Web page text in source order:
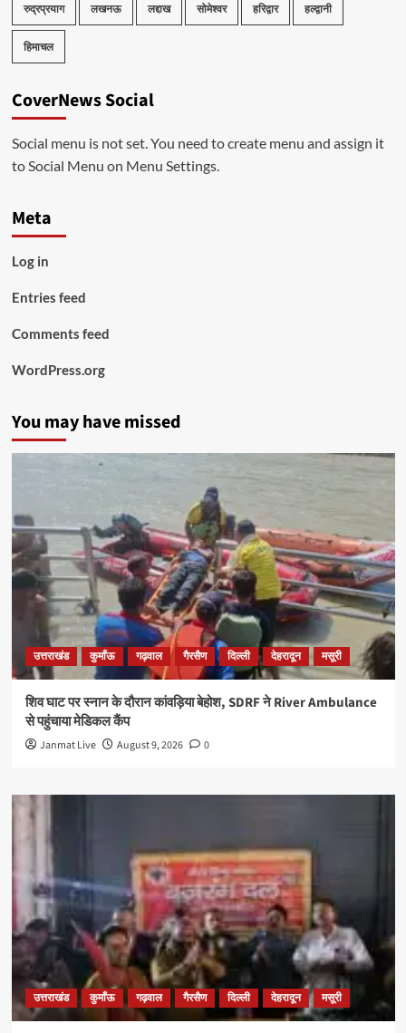
रुद्रप्रयाग लखनऊ लद्दाख सोमेश्वर हरिद्वार हल्द्वानी
हिमाचल
CoverNews Social
Social menu is not set. You need to create menu and assign it
to Social Menu on Menu Settings.
Meta
Log in
Entries feed
Comments feed
WordPress.org
You may have missed
उत्तराखंड कुमाँऊ गढ़वाल गैरसैण दिल्ली देहरादून मसूरी
शिव घाट पर स्नान के दौरान कांवड़िया बेहोश, SDRF ने River Ambulance
से पहुंचाया मेडिकल कैंप
Janmat Live August 9, 2026 0
उत्तराखंड कुमाँऊ गढ़वाल गैरसैण दिल्ली देहरादून मसूरी